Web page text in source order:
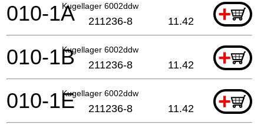
Kugellager 6002ddw +
010-1A 211236-8 11.42
Kugellager 6002ddw +
010-1B 211236-8 11.42
Kugellager 6002ddw +
010-1E 211236-8 11.42